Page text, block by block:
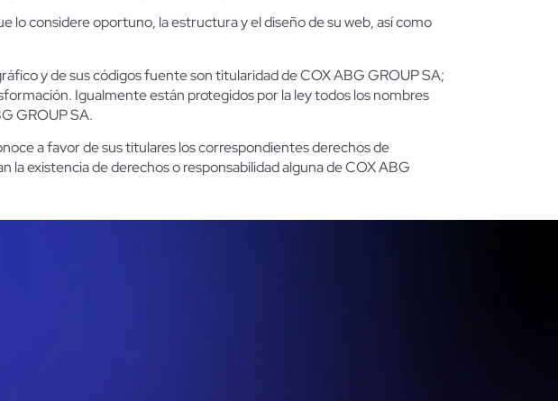
lo considere oportuno, la estructura y el diseño de su web, así como
y de sus códigos fuente son titularidad de COX ABG GROUP SA;
Igualmente están protegidos por la ley todos los nombres
GROUP SA.
a favor de sus titulares los correspondientes derechos de
la existencia de derechos o responsabilidad alguna de COX ABG